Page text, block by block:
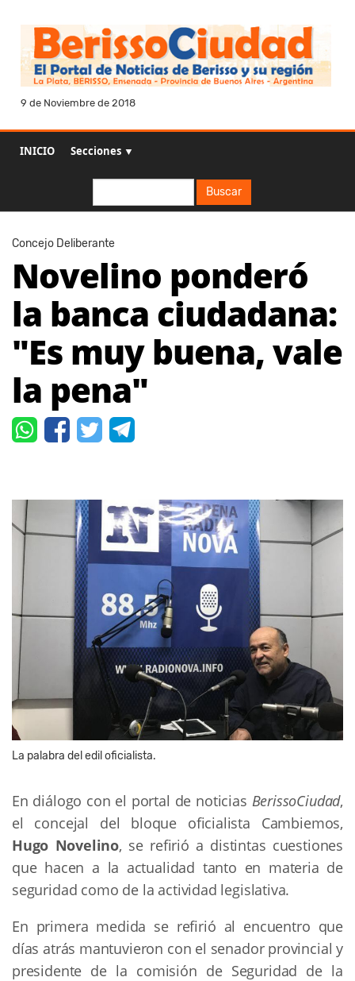
9 de Noviembre de 2018
INICIO Secciones ▼
Buscar
Concejo Deliberante
Novelino ponderó
la banca ciudadana:
"Es muy buena, vale
la pena"
La palabra del edil oficialista.
En diálogo con el portal de noticias BerissoCiudad,
el concejal del bloque oficialista Cambiemos,
Hugo Novelino, se refirió a distintas cuestiones
que hacen a la actualidad tanto en materia de
seguridad como de la actividad legislativa.
En primera medida se refirió al encuentro que
días atrás mantuvieron con el senador provincial y
presidente de la comisión de Seguridad de la